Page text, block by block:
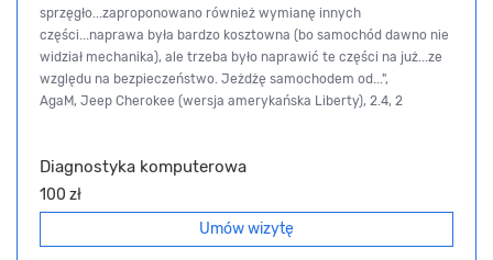
sprzęgło...zaproponowano również wymianę innych
części...naprawa była bardzo kosztowna (bo samochód dawno nie
widział mechanika), ale trzeba było naprawić te części na już...ze
względu na bezpieczeństwo. Jeżdżę samochodem od...",
AgaM, Jeep Cherokee (wersja amerykańska Liberty), 2.4, 2
Diagnostyka komputerowa
100 zł
Umów wizytę